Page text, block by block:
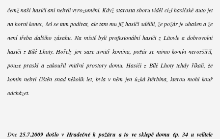
čemž naši hasiči ani nebyli vyrozuměni. Když starosta sboru viděl cizí hasičské auto jet
na horní konec, šel se tam podívat, ale tam mu již hasiči sdělili, že požár je uhašen a že
není třeba dalšího zásahu. Na místě byli profesionální hasiči z Litovle a dobrovolní
hasiči z Bílé Lhoty. Hořely jen saze uvnitř komína, požár se mimo komín nerozšířil,
pouze praskl a zakouřil vnitřní prostory domu. Hasiči z Bílé Lhoty tehdy říkali, že
komín nebyl čištěn snad několik let, byla v něm jen úzká štěrbina, kterou mohl kouř
odcházet.
Dne25.7.2009 došlo v Hradečné k požáru a to ve sklepě domu čp. 34 u velitele